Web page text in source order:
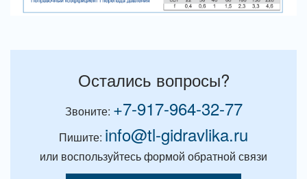
Остались вопросы?
Звоните: +7-917-964-32-77
Пишите: info@tl-gidravlika.ru
или воспользуйтесь формой обратной связи